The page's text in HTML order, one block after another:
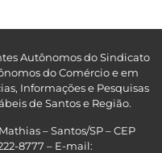
Autônomos do Sindicato
do Comércio e em
Informações e Pesquisas
de Santos e Região.
– Santos/SP – CEP
8777 – E-mail: